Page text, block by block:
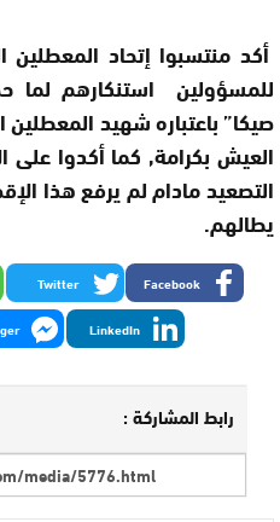
أكد منتسبوا إتحاد المعطلين
للمسؤولين استنكارهم لما
صيكا” باعتباره شهيد المعطلين
العيش بكرامة, كما أكدوا على
التصعيد مادام لم يرفع هذا
يطالهم.
Facebook
Twitter
LinkedIn
رابط المشاركة :